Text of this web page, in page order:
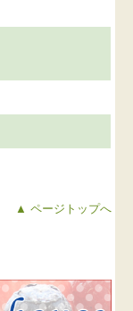
▲ ページトップへ